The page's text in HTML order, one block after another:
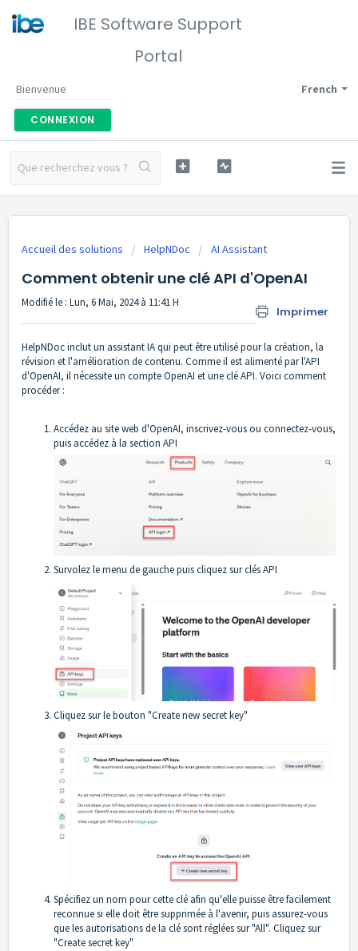
IBE Software Support
Portal
French
Bienvenue
CONNEXION
Accueil des solutions HelpNDoc AI Assistant
Comment obtenir une clé API d'OpenAI
Imprimer
Modifié le : Lun, 6 Mai, 2024 à 11:41 H
HelpNDoc inclut un assistant IAqui peut être utilisé pour la création, la
révision et l'amélioration de contenu. Comme il est alimenté par l'API
d'OpenAI, il nécessite un compte OpenAI et une clé API. Voici comment
procéder :
Accédez au site web d'OpenAI, inscrivez-vous ou connectez-vous,
puis accédez à la section API
Survolez le menu de gauche puis cliquez sur clés API
Cliquez sur le bouton "Create new secret key"
Spécifiez un nom pour cette clé afin qu'elle puisse être facilement
reconnue si elle doit être supprimée à l'avenir, puis assurez-vous
que les autorisations de la clé sont réglées sur "All". Cliquez sur
"Create secret key"